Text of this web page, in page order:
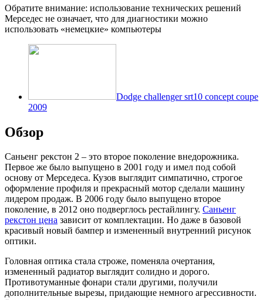
Обратите внимание: использование технических решений
Мерседес не означает, что для диагностики можно
использовать «немецкие» компьютеры
Dodge challenger srt10 concept coupe
2009
Обзор
Саньенг рекстон 2 – это второе поколение внедорожника.
Первое же было выпущено в 2001 году и имел под собой
основу от Мерседеса. Кузов выглядит симпатично, строгое
оформление профиля и прекрасный мотор сделали машину
лидером продаж. В 2006 году было выпущено второе
поколение, в 2012 оно подверглось рестайлингу. Саньенг
рекстон цена зависит от комплектации. Но даже в базовой
красивый новый бампер и измененный внутренний рисунок
оптики.
Головная оптика стала строже, поменяла очертания,
измененный радиатор выглядит солидно и дорого.
Противотуманные фонари стали другими, получили
дополнительные вырезы, придающие немного агрессивности.